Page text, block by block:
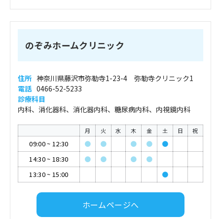
のぞみホームクリニック
住所 神奈川県藤沢市弥勒寺1-23-4 弥勒寺クリニック1
電話 0466-52-5233
診療科目
内科、消化器科、消化器内科、糖尿病内科、内視鏡内科
月 火 水 木 金 土 日 祝
09:00~ 12:30 ● ● ● ●
●
14:30~ 18:30 ● ● ●
●
13:30~ 15:00 ●
ホームページへ